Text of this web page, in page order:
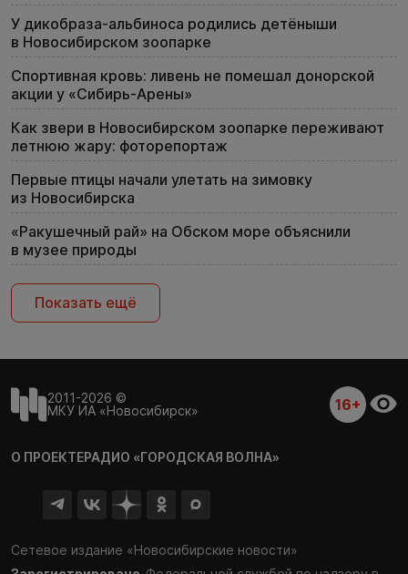
У дикобраза-альбиноса родились детёныши
в Новосибирском зоопарке
Спортивная кровь: ливень не помешал донорской
акции у «Сибирь-Арены»
Как звери в Новосибирском зоопарке переживают
летнюю жару: фоторепортаж
Первые птицы начали улетать на зимовку
из Новосибирска
«Ракушечный рай» на Обском море объяснили
в музее природы
Показать ещё
2011-2026 ©
МКУ ИА «Новосибирск»
16+
О ПРОЕКТЕРАДИО «ГОРОДСКАЯ ВОЛНА»
Сетевое издание «Новосибирские новости»